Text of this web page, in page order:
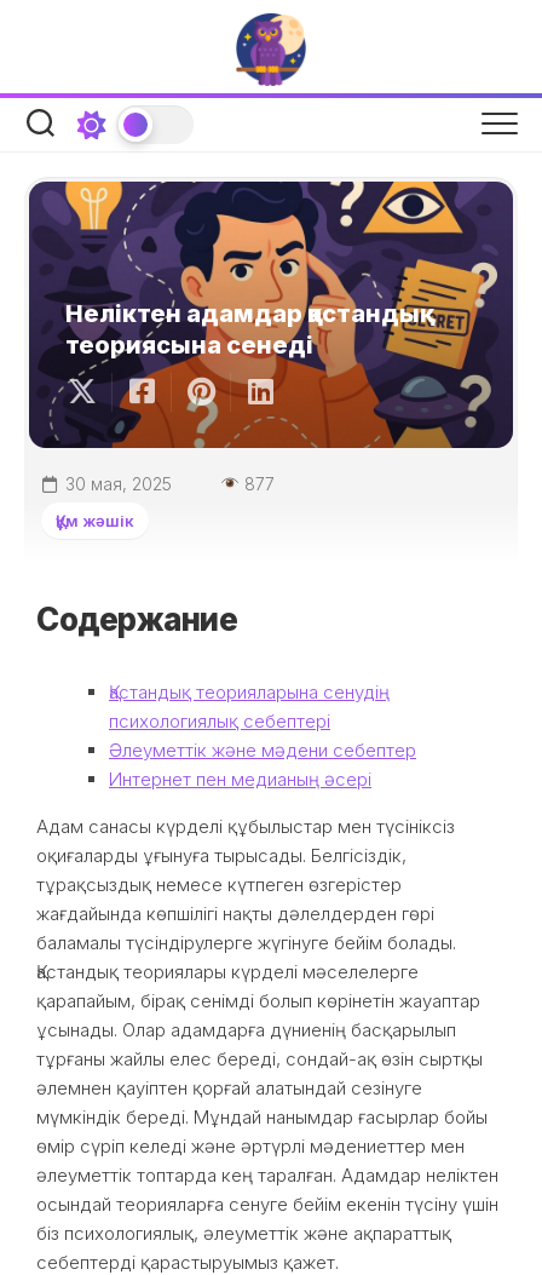
Неліктен адамдар қастандық
теориясына сенеді
30 мая, 2025 877
Құм жәшік
Содержание
Қастандық теорияларына сенудің
психологиялық себептері
Әлеуметтік және мәдени себептер
Интернет пен медианың әсері
Адам санасы күрделі құбылыстар мен түсініксіз
оқиғаларды ұғынуға тырысады. Белгісіздік,
тұрақсыздық немесе күтпеген өзгерістер
жағдайында көпшілігі нақты дәлелдерден гөрі
баламалы түсіндірулерге жүгінуге бейім болады.
Қастандық теориялары күрделі мәселелерге
қарапайым, бірақ сенімді болып көрінетін жауаптар
ұсынады. Олар адамдарға дүниенің басқарылып
тұрғаны жайлы елес береді, сондай-ақ өзін сыртқы
әлемнен қауіптен қорғай алатындай сезінуге
мүмкіндік береді. Мұндай нанымдар ғасырлар бойы
өмір сүріп келеді және әртүрлі мәдениеттер мен
әлеуметтік топтарда кең таралған. Адамдар неліктен
осындай теорияларға сенуге бейім екенін түсіну үшін
біз психологиялық, әлеуметтік және ақпараттық
себептерді қарастыруымыз қажет.